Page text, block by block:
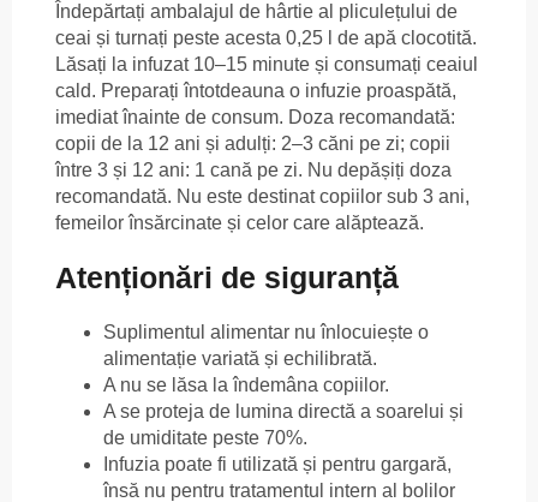
Îndepărtați ambalajul de hârtie al pliculețului de
ceai și turnați peste acesta 0,25 l de apă clocotită.
Lăsați la infuzat 10–15 minute și consumați ceaiul
cald. Preparați întotdeauna o infuzie proaspătă,
imediat înainte de consum. Doza recomandată:
copii de la 12 ani și adulți: 2–3 căni pe zi; copii
între 3 și 12 ani: 1 cană pe zi. Nu depășiți doza
recomandată. Nu este destinat copiilor sub 3 ani,
femeilor însărcinate și celor care alăptează.
Atenționări de siguranță
Suplimentul alimentar nu înlocuiește o
alimentație variată și echilibrată.
A nu se lăsa la îndemâna copiilor.
A se proteja de lumina directă a soarelui și
de umiditate peste 70%.
Infuzia poate fi utilizată și pentru gargară,
însă nu pentru tratamentul intern al bolilor